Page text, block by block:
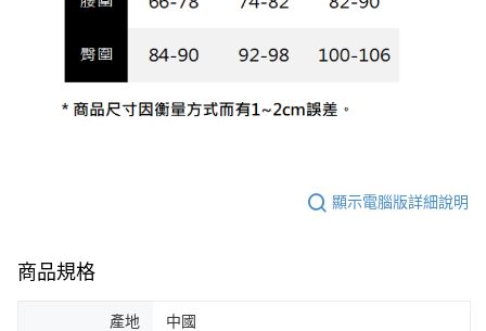
顯示電腦版詳細說明
商品規格
產地 中國